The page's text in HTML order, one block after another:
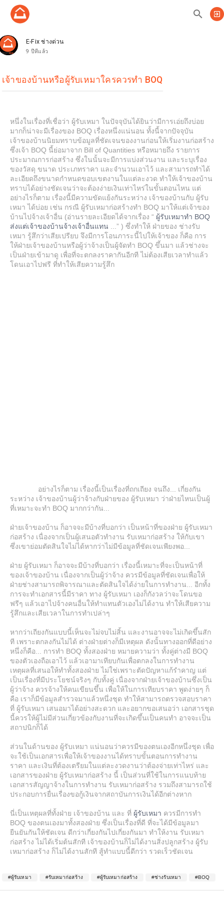
search exit_to_app
E-Fix ช่างด่วน
9 ปีที่แล้ว
เจ้าของบ้านหรือผู้รับเหมาใครควรทำ BOQ
หนึ่งในเรื่องที่เชื่อว่า ผู้รับเหมา ในปัจจุบันได้ยินว่ามีการเอ่ยถึงบ่อย
มากก็น่าจะมีเรื่องของ BOQ เรื่องหนึ่งแน่นอน ทั้งนี้จากปัจจุบัน
เจ้าของบ้านนิยมทราบข้อมูลที่ชัดเจนของงานก่อนให้เริ่มงานก่อสร้าง
ซึ่งเจ้า BOQ นี้ย่อมาจาก Bill of Quantities หรือหมายถึง รายการ
ประมาณการก่อสร้าง ซึ่งในนั้นจะมีการแบ่งส่วนงาน และระบุเรื่อง
ของวัสดุ ขนาด ประเภทราคา และจำนวนเอาไว้ และสามารถทำได้
ละเอียดถึงขนาดกำหนดขอบเขตงานในแต่ละงวด ทำให้เจ้าของบ้าน
ทราบได้อย่างชัดเจนว่าจะต้องง่ายเงินเท่าไหร่ในขั้นตอนไหน แต่
อย่างไรก็ตาม เรื่องนี้มีความขัดแย้งกันระหว่าง เจ้าของบ้านกับ ผู้รับ
เหมา ได้บ่อย เช่น กรณี ผู้รับเหมาก่อสร้างทำ BOQ มาให้แต่เจ้าของ
บ้านไปจ้างเจ้าอื่น (อ่านรายละเอียดได้จากเรื่อง “ ผู้รับเหมาทำ BOQ
ส่งแต่เจ้าของบ้านจ้างเจ้าอื่นแทน
...” ) ซึ่งทำให้ ฝ่ายของ ช่างรับ
เหมา รู้สึกว่าเสียเปรียบ จึงมีการโอนภาระนี้ไปให้เจ้าของ ก็คือ การ
ให้ฝ่ายเจ้าของบ้านหรือผู้ว่าจ้างเป็นผู้จัดทำ BOQ ขึ้นมา แล้วช่างจะ
เป็นฝ่ายเข้ามาดู เพื่อที่จะตกลงราคากันอีกที ไม่ต้องเสียเวลาทำแล้ว
โดนเอาไปฟรี ที่ทำให้เสียความรู้สึก
อย่างไรก็ตาม เรื่องนี้เป็นเรื่องที่ถกเถียง จนถึง... เกี่ยงกัน
ระหว่าง เจ้าของบ้านผู้ว่าจ้างกับฝ่ายของ ผู้รับเหมา ว่าฝ่ายไหนเป็นผู้
ที่เหมาะจะทำ BOQ มากกว่ากัน...
ฝ่ายเจ้าของบ้าน ก็อาจจะมีบ้างที่บอกว่า เป็นหน้าที่ของฝ่าย ผู้รับเหมา
ก่อสร้าง เนื่องจากเป็นผู้เสนอตัวทำงาน รับเหมาก่อสร้าง ให้กับเขา
ซึ่งเขาย่อมตัดสินใจไม่ได้หากว่าไม่มีข้อมูลที่ชัดเจนเพียงพอ...
ฝ่าย ผู้รับเหมา ก็อาจจะมีบ้างที่บอกว่า เรื่องนี้เหมาะที่จะเป็นหน้าที่
ของเจ้าของบ้าน เนื่องจากเป็นผู้ว่าจ้าง ควรมีข้อมูลที่ชัดเจนเพื่อให้
ฝ่ายช่างสามารถพิจารณาและตัดสินใจได้ง่ายในการทำงาน... อีกทั้ง
การจะทำเอกสารนี้มีราคา ทาง ผู้รับเหมา เองก็กังวลว่าจะโดนขอ
ฟรีๆ แล้วเอาไปจ้างคนอื่นให้ทำแทนตัวเองไม่ได้งาน ทำให้เสียความ
รู้สึกและเสียเวลาในการทำเปล่าๆ
หากว่าเถียงกันแบบนี้เห็นจะไม่จบไม่สิ้น และงานอาจจะไม่เกิดขึ้นสัก
ที เพราะตกลงกันไม่ได้ ต่างฝ่ายต่างก็มีเหตุผล ดังนั้นทางออกที่ดีอย่าง
หนึ่งก็คือ... การทำ BOQ ทั้งสองฝ่าย หมายความว่า ทั้งคู่ต่างมี BOQ
ของตัวเองถือเอาไว้ แล้วเอามาเทียบกันเพื่อตกลงในการทำงาน
เหตุผลที่เสนอให้ทำทั้งสองฝ่าย ไม่ใช่เพราะตัดปัญหาแก้รำคาญ แต่
เป็นเรื่องที่มีประโยชน์จริงๆ กับทั้งคู่ เนื่องจากฝ่ายเจ้าของบ้านซึ่งเป็น
ผู้ว่าจ้าง ควรจ้างให้คนเขียนขึ้น เพื่อให้ในการเทียบราคา พูดง่ายๆ ก็
คือ เราก็มีข้อมูลสำรวจมาแล้วหนึ่งชุด ทำให้สามารถตรวจสอบราคา
ที่ ผู้รับเหมา เสนอมาได้อย่างสะดวก และอยากขอเสนอว่า เอกสารชุด
นี้ควรให้ผู้ไม่มีส่วนเกี่ยวข้องกับงานที่จะเกิดขึ้นเป็นคนทำ อาจจะเป็น
สถาปนิกก็ได้
ส่วนในด้านของ ผู้รับเหมา แน่นอนว่าควรมีของตนเองอีกหนึ่งชุด เพื่อ
จะใช้เป็นเอกสารเพื่อให้เจ้าของงานได้ทราบขั้นตอนการทำงาน
ราคา และเงินที่ต้องเตรียมในแต่ละงวดงานว่าต้องจ่ายเท่าไหร่ และ
เอกสารของฝ่าย ผู้รับเหมาก่อสร้าง นี้ เป็นส่วนที่ใช้ในการแนบท้าย
เอกสารสัญญาจ้างในการทำงาน รับเหมาก่อสร้าง รวมถึงสามารถใช้
ประกอบการยื่นเรื่องขอกู้เงินจากสถาบันการเงินได้อีกต่างหาก
นี่เป็นเหตุผลที่ทั้งฝ่าย เจ้าของบ้าน และ ที่ ผู้รับเหมา ควรมีการทำ
BOQ ของตนเองมาทั้งสองฝ่าย ซึ่งเป็นเรื่องที่ดี ที่จะได้มีข้อมูลมา
ยืนยันกันให้ชัดเจน ดีกว่าเกี่ยงกันไปเกี่ยงกันมา ทำให้งาน รับเหมา
ก่อสร้าง ไม่ได้เริ่มต้นสักที เจ้าของบ้านก็ไม่ได้งานสิ่งปลูกสร้าง ผู้รับ
เหมาก่อสร้าง ก็ไม่ได้งานสักที สู้ทำแบบนี้ดีกว่า รวดเร็วชัดเจน
#ผู้รับเหมา #รับเหมาก่อสร้าง #ผู้รับเหมาก่อสร้าง #ช่างรับเหมา #BOQ